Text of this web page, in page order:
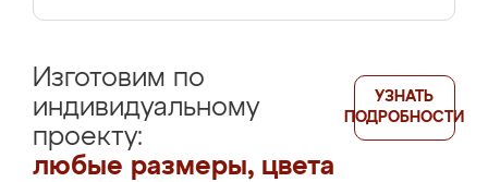
Изготовим по
индивидуальному
проекту:
любые размеры, цвета
УЗНАТЬ
ПОДРОБНОСТИ